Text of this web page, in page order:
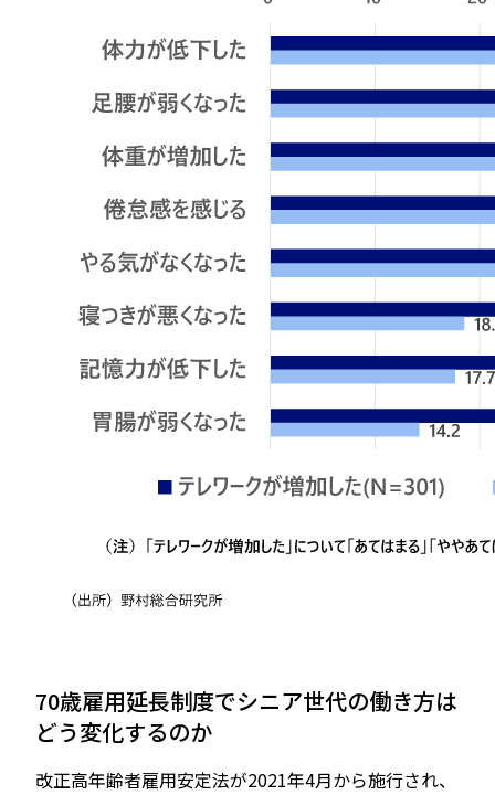
70歳雇用延長制度でシニア世代の働き方は
どう変化するのか
改正高年齢者雇用安定法が2021年4月から施行され、